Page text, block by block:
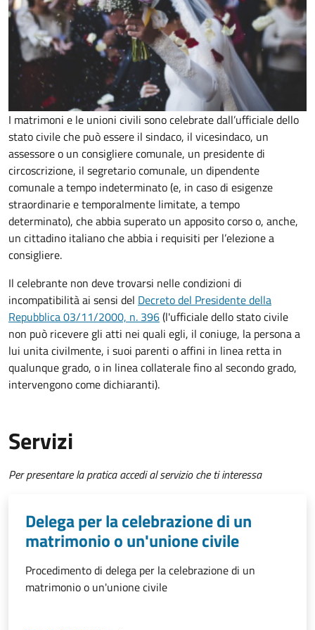
I matrimoni e le unioni civili sono celebrate dall’ufficiale dello
stato civile che può essere il sindaco, il vicesindaco, un
assessore o un consigliere comunale, un presidente di
circoscrizione, il segretario comunale, un dipendente
comunale a tempo indeterminato (e, in caso di esigenze
straordinarie e temporalmente limitate, a tempo
determinato), che abbia superato un apposito corso o, anche,
un cittadino italiano che abbia i requisiti per l’elezione a
consigliere.
Il celebrante non deve trovarsi nelle condizioni di
incompatibilità ai sensi del Decreto del Presidente della
Repubblica 03/11/2000, n. 396(l'ufficiale dello stato civile
non può ricevere gli atti nei quali egli, il coniuge, la persona a
lui unita civilmente, i suoi parenti o affini in linea retta in
qualunque grado, o in linea collaterale fino al secondo grado,
intervengono come dichiaranti).
Servizi
Per presentare la pratica accedi al servizio che ti interessa
Delega per la celebrazione di un
matrimonio o un'unione civile
Procedimento di delega per la celebrazione di un
matrimonio o un'unione civile